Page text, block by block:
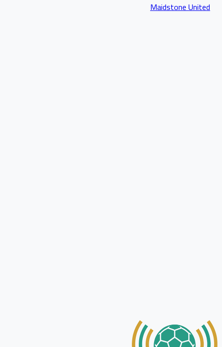
Maidstone United